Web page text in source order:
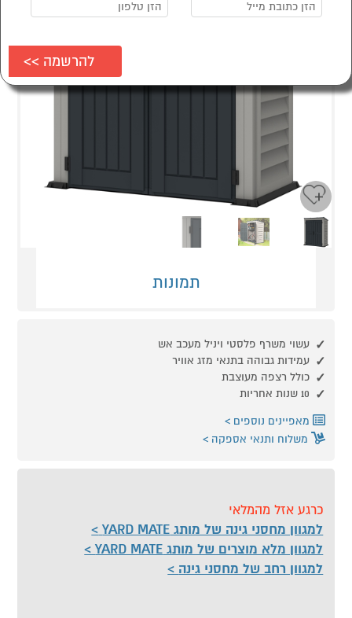
תמונות
עשוי משרף פלסטי ויניל מעכב אש
עמידות גבוהה בתנאי מזג אוויר
כולל רצפה מעוצבת
10 שנות אחריות
מאפיינים נוספים
משלוח ותנאי אספקה
כרגע אזל מהמלאי
למגוון מחסני גינה של מותג YARD MATE
למגוון מלא מוצרים של מותג YARD MATE
למגוון רחב של מחסני גינה